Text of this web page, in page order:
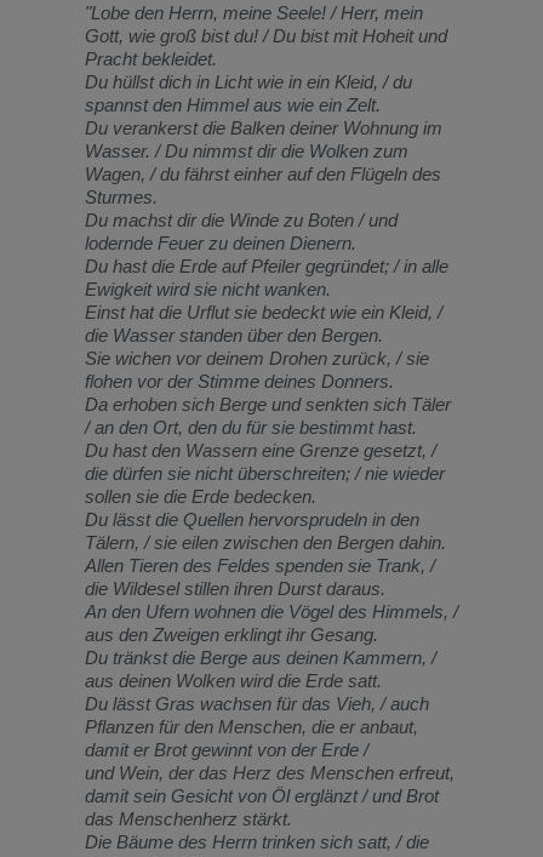
"Lobe den Herrn, meine Seele! / Herr, mein
Gott, wie groß bist du! / Du bist mit Hoheit und
Pracht bekleidet.
Du hüllst dich in Licht wie in ein Kleid, / du
spannst den Himmel aus wie ein Zelt.
Du verankerst die Balken deiner Wohnung im
Wasser. / Du nimmst dir die Wolken zum
Wagen, / du fährst einher auf den Flügeln des
Sturmes.
Du machst dir die Winde zu Boten / und
lodernde Feuer zu deinen Dienern.
Du hast die Erde auf Pfeiler gegründet; / in alle
Ewigkeit wird sie nicht wanken.
Einst hat die Urflut sie bedeckt wie ein Kleid, /
die Wasser standen über den Bergen.
Sie wichen vor deinem Drohen zurück, / sie
flohen vor der Stimme deines Donners.
Da erhoben sich Berge und senkten sich Täler
/ an den Ort, den du für sie bestimmt hast.
Du hast den Wassern eine Grenze gesetzt, /
die dürfen sie nicht überschreiten; / nie wieder
sollen sie die Erde bedecken.
Du lässt die Quellen hervorsprudeln in den
Tälern, / sie eilen zwischen den Bergen dahin.
Allen Tieren des Feldes spenden sie Trank, /
die Wildesel stillen ihren Durst daraus.
An den Ufern wohnen die Vögel des Himmels, /
aus den Zweigen erklingt ihr Gesang.
Du tränkst die Berge aus deinen Kammern, /
aus deinen Wolken wird die Erde satt.
Du lässt Gras wachsen für das Vieh, / auch
Pflanzen für den Menschen, die er anbaut,
damit er Brot gewinnt von der Erde /
und Wein, der das Herz des Menschen erfreut,
damit sein Gesicht von Öl erglänzt / und Brot
das Menschenherz stärkt.
Die Bäume des Herrn trinken sich satt, / die